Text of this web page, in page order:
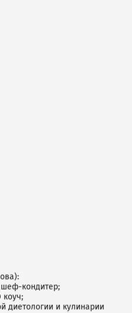
шеф-кондитер;
коуч;
диетологии и кулинарии